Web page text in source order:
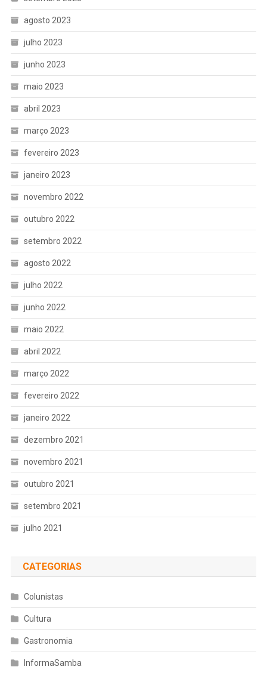
agosto 2023
julho 2023
junho 2023
maio 2023
abril 2023
março 2023
fevereiro 2023
janeiro 2023
novembro 2022
outubro 2022
setembro 2022
agosto 2022
julho 2022
junho 2022
maio 2022
abril 2022
março 2022
fevereiro 2022
janeiro 2022
dezembro 2021
novembro 2021
outubro 2021
setembro 2021
julho 2021
CATEGORIAS
Colunistas
Cultura
Gastronomia
InformaSamba